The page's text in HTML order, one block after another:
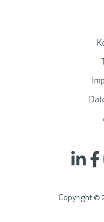
Copyright ©